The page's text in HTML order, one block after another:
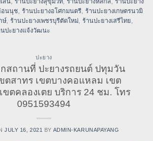
อนนุช, ร้านปะยางอโศกมนตรี, ร้านปะยางเกษตรนวมิ
ษ์, ร้านปะยางเพชรบุรีตัดใหม่, ร้านปะยางเสรีไทย,
ปะยางแจ้งวัฒนะ
ปะยาง
สถานที่ ปะยางรถยนต์ ปทุมวัน
ตสาทร เขตบางคอแหลม เขต
ขตคลองเตย บริการ 24 ชม. โทร
0951593494
JULY 16, 2021 BY ADMIN-KARUNAPAYANG